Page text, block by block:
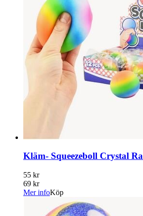
Kläm- Squeezeboll Crystal
55 kr
69 kr
Mer infoKöp